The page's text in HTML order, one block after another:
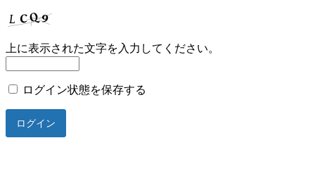
上に表示された文字を入力してください。
ログイン状態を保存する